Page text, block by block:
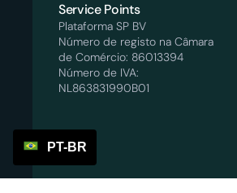
Service Points
Plataforma SP BV
Número de registo na Câmara
de Comércio: 86013394
Número de IVA:
NL863831990B01
PT-BR